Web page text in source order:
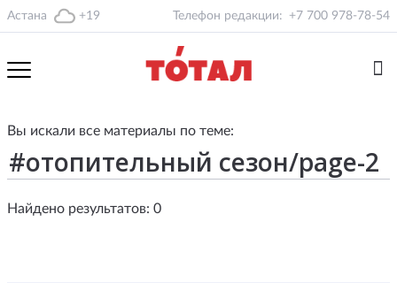
Астана +19 Телефон редакции: +7 700 978-78-54
Вы искали все материалы по теме:
Найдено результатов: 0